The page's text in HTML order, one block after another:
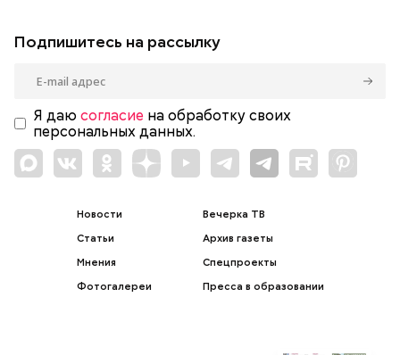
Подпишитесь на рассылку
Я даю согласие на обработку своих
персональных данных.
Новости
Статьи
Мнения
Фотогалереи
Вечерка ТВ
Архив газеты
Спецпроекты
Пресса в образовании